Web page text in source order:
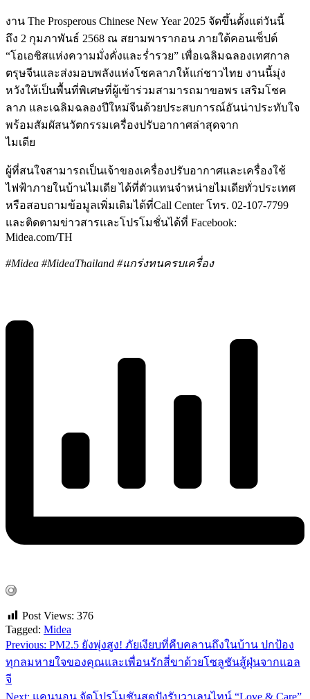
งาน The Prosperous Chinese New Year 2025 จัดขึ้นตั้งแต่วันนี้
ถึง 2 กุมภาพันธ์ 2568 ณ สยามพารากอน ภายใต้คอนเซ็ปต์
“โอเอซิสแห่งความมั่งคั่งและร่ำรวย” เพื่อเฉลิมฉลองเทศกาล
ตรุษจีนและส่งมอบพลังแห่งโชคลาภให้แก่ชาวไทย งานนี้มุ่ง
หวังให้เป็นพื้นที่พิเศษที่ผู้เข้าร่วมสามารถมาขอพร เสริมโชค
ลาภ และเฉลิมฉลองปีใหม่จีนด้วยประสบการณ์อันน่าประทับใจ
พร้อมสัมผัสนวัตกรรมเครื่องปรับอากาศล่าสุดจาก
ไมเดีย
ผู้ที่สนใจสามารถเป็นเจ้าของเครื่องปรับอากาศและเครื่องใช้
ไฟฟ้าภายในบ้านไมเดีย ได้ที่ตัวแทนจำหน่ายไมเดียทั่วประเทศ
หรือสอบถามข้อมูลเพิ่มเติมได้ที่Call Centerโทร. 02-107-7799
และติดตามข่าวสารและโปรโมชั่นได้ที่ Facebook:
Midea.com/TH
#Midea #MideaThailand #แกร่งทนครบเครื่อง
Post Views: 376
Tagged: Midea
แนะแนว
เรื่อง
Previous: PM2.5 ยังพุ่งสูง! ภัยเงียบที่คืบคลานถึงในบ้าน ปกป้อง
ทุกลมหายใจของคุณและเพื่อนรักสี่ขาด้วยโซลูชันสู้ฝุ่นจากแอล
จี